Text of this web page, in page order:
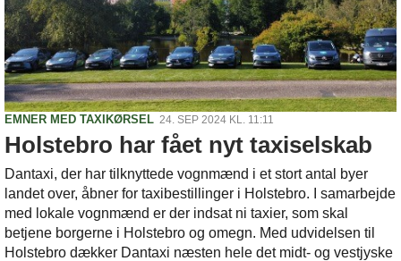
EMNER MED TAXIKØRSEL 24. SEP 2024 KL. 11:11
Holstebro har fået nyt taxiselskab
Dantaxi, der har tilknyttede vognmænd i et stort antal byer
landet over, åbner for taxibestillinger i Holstebro. I samarbejde
med lokale vognmænd er der indsat ni taxier, som skal
betjene borgerne i Holstebro og omegn. Med udvidelsen til
Holstebro dækker Dantaxi næsten hele det midt- og vestjyske